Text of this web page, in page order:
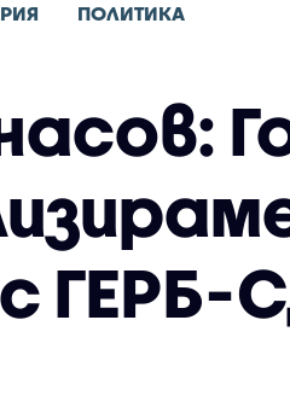
ПОЛИТИКА
ГЕРБ-